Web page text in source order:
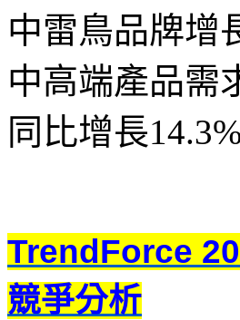
中雷鳥品牌增
中高端產品需
同比增長
TrendForce
競爭分析